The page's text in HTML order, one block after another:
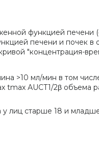
функцией печени
печени и почек в
"концентрация-
>10 мл/мин в том
tmах АUСТ1/2β объема
у лиц старше 18 и